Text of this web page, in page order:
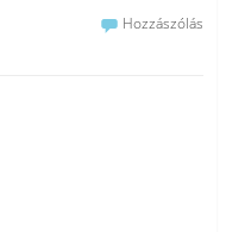
Hozzászólás